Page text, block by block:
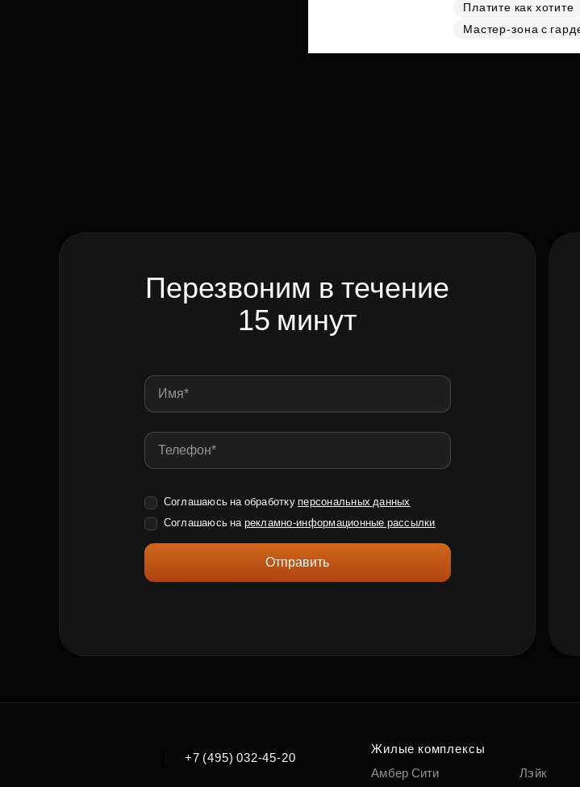
Платите как хотите
Мастер-зона с
Перезвоним в течение
15 минут
Соглашаюсь на обработку персональных данных
Соглашаюсь на рекламно-информационные рассылки
Отправить
+7 (495) 032-45-20
Жилые комплексы
Амбер Сити
Лэйк